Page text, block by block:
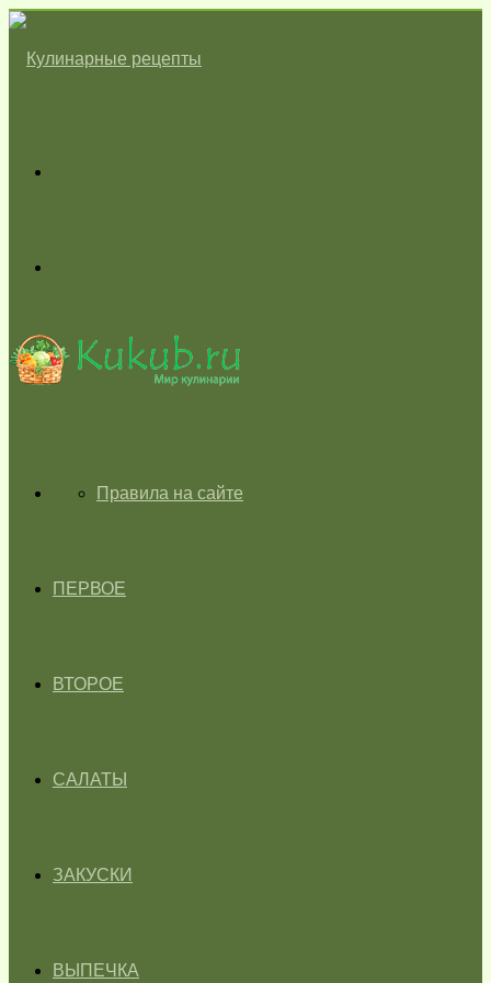
skin
ГЛАВНАЯПравила на сайте
ПЕРВОЕ
ВТОРОЕ
САЛАТЫ
ЗАКУСКИ
ВЫПЕЧКА